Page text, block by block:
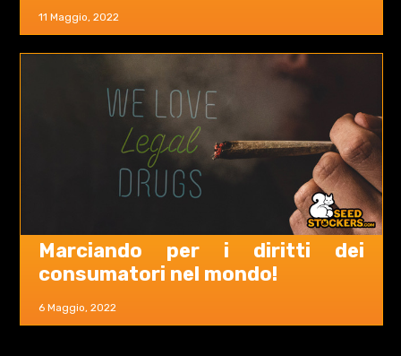
11 Maggio, 2022
6 Maggio, 2022
Marciando per i diritti dei
consumatori nel mondo!